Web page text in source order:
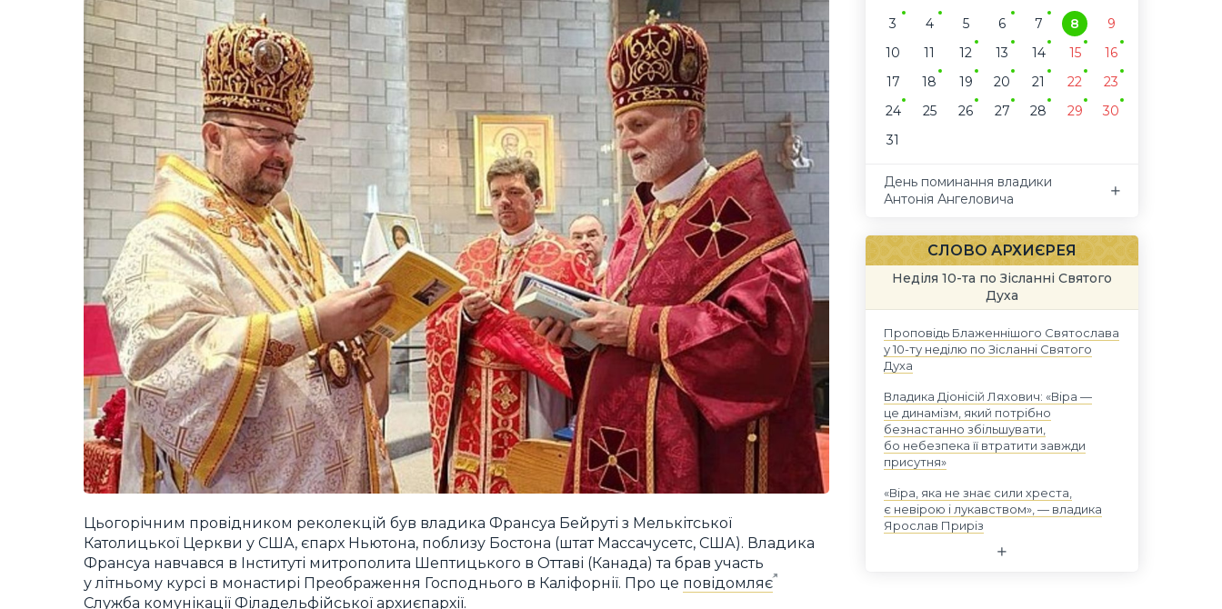
Цьогорічним провідником реколекцій був владика Франсуа Бейруті з Мелькітської
Католицької Церкви у США, єпарх Ньютона, поблизу Бостона (штат Массачусетс, США). Владика
Франсуа навчався в Інституті митрополита Шептицького в Оттаві (Канада) та брав участь
у літньому курсі в монастирі Преображення Господнього в Каліфорнії. Про це повідомляє
Служба комунікації Філадельфійської архиєпархії.
3
4 5 6 7 8
9
10
11 12 13 14 15
16
17
18 19 20 21 22
23
24
25 26 27 28 29
30
31
День поминання владики
Антонія Ангеловича
СЛОВО АРХИЄРЕЯ
Неділя 10-та по Зісланні Святого
Духа
Проповідь Блаженнішого Святослава
у 10-ту неділю по Зісланні Святого
Духа
Владика Діонісій Ляхович: «Віра —
це динамізм, який потрібно
безнастанно збільшувати,
бо небезпека її втратити завжди
присутня»
«Віра, яка не знає сили хреста,
є невірою і лукавством», — владика
Ярослав Приріз